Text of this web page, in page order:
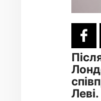
Леві.